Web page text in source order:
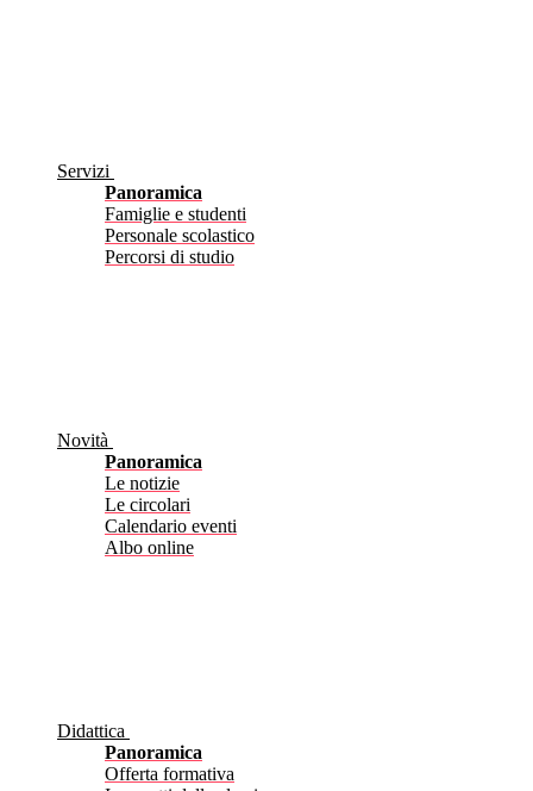
Servizi
Panoramica
Famiglie e studenti
Personale scolastico
Percorsi di studio
Novità
Panoramica
Le notizie
Le circolari
Calendario eventi
Albo online
Didattica
Panoramica
Offerta formativa